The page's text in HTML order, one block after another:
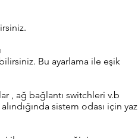
Bu ayarlama ile eşik
, ağ bağlantı switchleri v.b
sistem odası için yaz